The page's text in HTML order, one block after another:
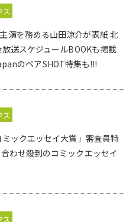
ス
演を務める山田涼介が表紙 北
送スケジュールBOOKも掲載
のペアSHOT特集も!!!
ス
ックエッセイ大賞」審査員特
わせ殺到のコミックエッセイ
ス